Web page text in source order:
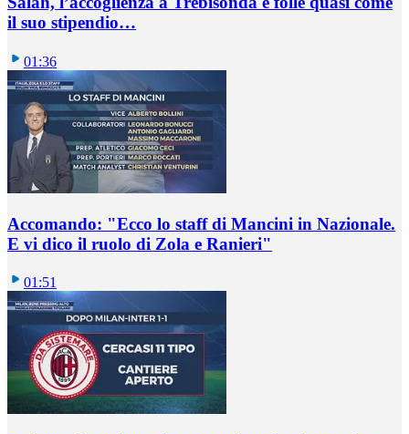
il suo stipendio…
01:36
Accomando: "Ecco lo staff di Mancini in Nazionale.
E vi dico il ruolo di Zola e Ranieri"
01:51